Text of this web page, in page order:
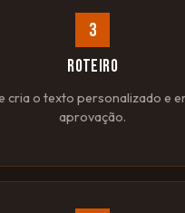
3
ROTEIRO
cria o texto personalizado e
aprovação.